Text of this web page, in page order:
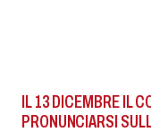
IL 13 DICEMBRE IL
PRONUNCIARSI